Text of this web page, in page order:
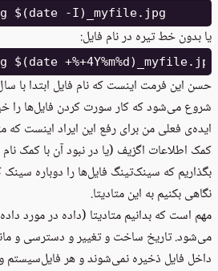
یا بدون خط تیره در نام فایل:
حسن این فرمت اینست که نام فایل ابتدا با
شروع می‌شود که کار سورت کردن فایل‌ها را
ایده‌ی فعلی من برای رفع این ایراد اینست که
کمک اطلاعات اگزیف (یا در نبود آن با کمک
بگذاریم که سینک‌تینگ فایل‌ها را دوباره سینک
نگاهی بکنیم به این متادیتا.
مهم است که بدانیم متادیتا (داده در مورد
می‌شود. تاریخ ساخت و تغییر و دسترسی و
داخل فایل ذخیره نمی‌شوند و هر فایل‌سیستم